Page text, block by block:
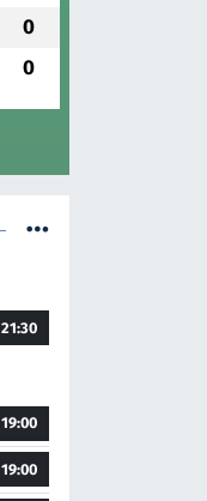
0
0
21:30
19:00
19:00